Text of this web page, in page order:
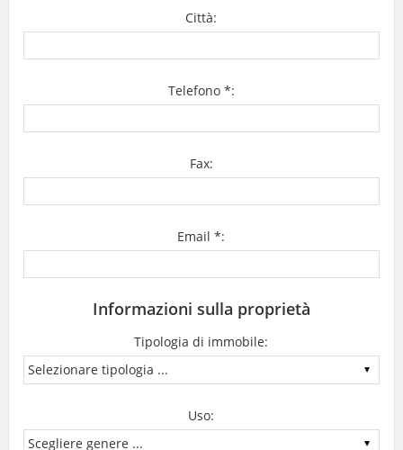
Città:
Telefono *:
Fax:
Email *:
Informazioni sulla proprietà
Tipologia di immobile:
Uso: